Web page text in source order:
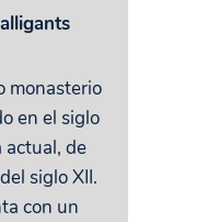
monasterio
en el siglo
actual, de
siglo XII.
con un